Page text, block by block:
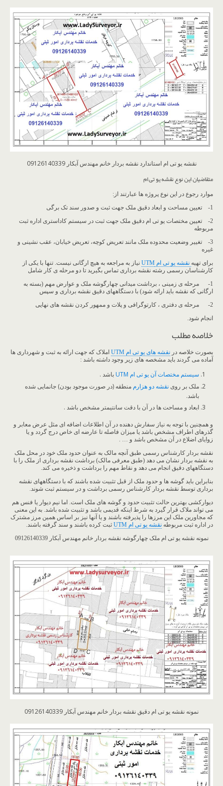
نقشه یو تی ام استاندارد نقشه بردار خانم مهندس آبکار 09126140339
متقاضیان این نوع نقشه یو تی ام
موارد رجوع در این نوع پروژه ها عبارتند از:
1- تعیین مساحت و ابعاد دقیق ملک جهت ثبت و صدور سند تک برگی
2- تعیین مختصات یو تی ام دقیق ملک جهت ثبت در سیستم کاداستری اداره ثبت
مربوطه
3- تغییر وضعیت محدوده ملک مانند تعریض کوچه، تعریض خیابان، عقب نشینی و
غیره
برای تهیه نقشه یو تی ام UTM نیاز به مراجعه به هیچ ارگانی نیست. تنها با یکی از
کارشناسان رسمی رشته نقشه برداری تماس بگیرید تا دو مرحله ی کار شامل
1- مرحله ی زمینی ، برداشت میدانی چهارگوشه ملک و عوارض مهم (بسته به
ارگانی که نقشه باید ارائه شود) با دستگاههای دقیق نقشه برداری و سپس
2- مرحله ی دفتری ، کارتوگرافی و پلات و ممهور کردن نقشه های نهایی
انجام شود.
خلاصه مطلب
بصورت خلاصه در نقشه های یو تی ام UTM
املاک که جهت ارائه به ثبت و شهرداری ها
آماده می گردند باید مشخصه های زیر وجود داشته باشد :
سیستم مختصات آن یو تی ام UTM
باشد .
ملک بر روینقشه دو هزارممنطقه (در صورت موجود بودن) جانمایی شده
باشد.
ابعاد و مساحت ها در آن با دقت سانتیمتر مشخص باشد .
و همچنین با توجه به نیاز سفارش دهنده در آن اطلاعات اضافه ای مثل عرض معابر و
گذرهای اطراف مشخص باشد یا میزان فاصله تا عارضه ای خاص درج گردد و یا
زوایای اضلاع در آن مشخص باشد و … .
نقشه بردار کارشناس رسمی طبق آنچه مالک به عنوان حدود ملک خود در محل ملک
به نقشه بردار نشان می دهد (طبق معرفی مالک) برداشت نقشه برداری از ملک را با
دستگاههای دقیق انجام می دهد و نقاط مهم را برداشت و ذخیره می کند.
بنابراین باید گوشه ها و حدود ملک از قبل تثبیت شده باشند که با دستگاههای نقشه
برداری توسط نقشه بردار کارشناس رسمی برداشت و در سیستم ثبت شوند.
دیوارکشی بهترین حالت تثبیت حدود و گوشه های ملک است. اما نیم دیوار یا فنس هم
می تواند ملاک قرار گیرد به شرط اینکه قدیمی باشد و تثبیت شده باشد. به این معنی
که مجاورین ملک این مرزها را پذیرفته باشند و یا آنها نیز بر اساس همین مرز مشترک
در اداره ثبت مربوطه نقشه یو تی ام UTM
ثبت کرده باشند و سند گرفته باشند.
نمونه نقشه یو تی ام ملک چهارگوشه نقشه بردار خانم مهندس آبکار 09126140339
نمونه نقشه یو تی ام دقیق نقشه بردار خانم مهندس آبکار 09126140339